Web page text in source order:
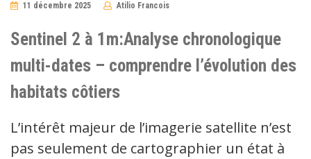
11 décembre 2025 Atilio Francois
Sentinel 2 à 1m:Analyse chronologique
multi-dates – comprendre l’évolution des
habitats côtiers
L’intérêt majeur de l’imagerie satellite n’est
pas seulement de cartographier un état à